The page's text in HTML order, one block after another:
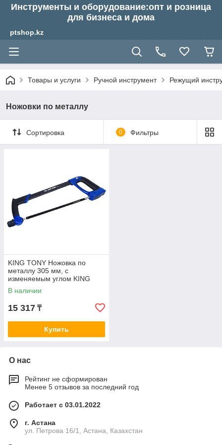
Инструменты и оборудование:опт и розница
для бизнеса и дома
ptshop.kz
Товары и услуги Ручной инструмент Режущий
Ножовки по металлу
Сортировка 0 Фильтры
KING TONY Ножовка по
металлу 305 мм, с
изменяемым углом KING
TONY 7921-12
В наличии
15 317 ₸
Купить
О нас
Рейтинг не сформирован
Менее 5 отзывов за последний год
Работает с 03.01.2022
г. Астана
ул. Петрова 16/1, Астана, Казахстан